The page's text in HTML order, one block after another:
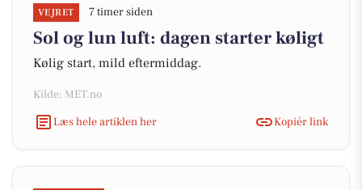
VEJRET 7 timer siden
Sol og lun luft: dagen starter køligt
Kølig start, mild eftermiddag.
Kilde: MET.no
Læs hele artiklen her
Kopiér link